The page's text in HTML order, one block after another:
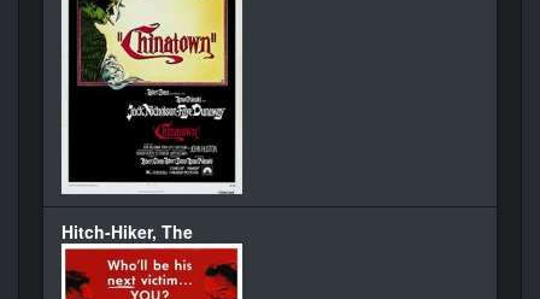
Hitch-Hiker, The